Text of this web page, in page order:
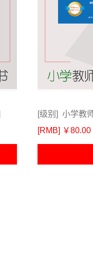
[级别] 小学教
[RMB] ￥80.00